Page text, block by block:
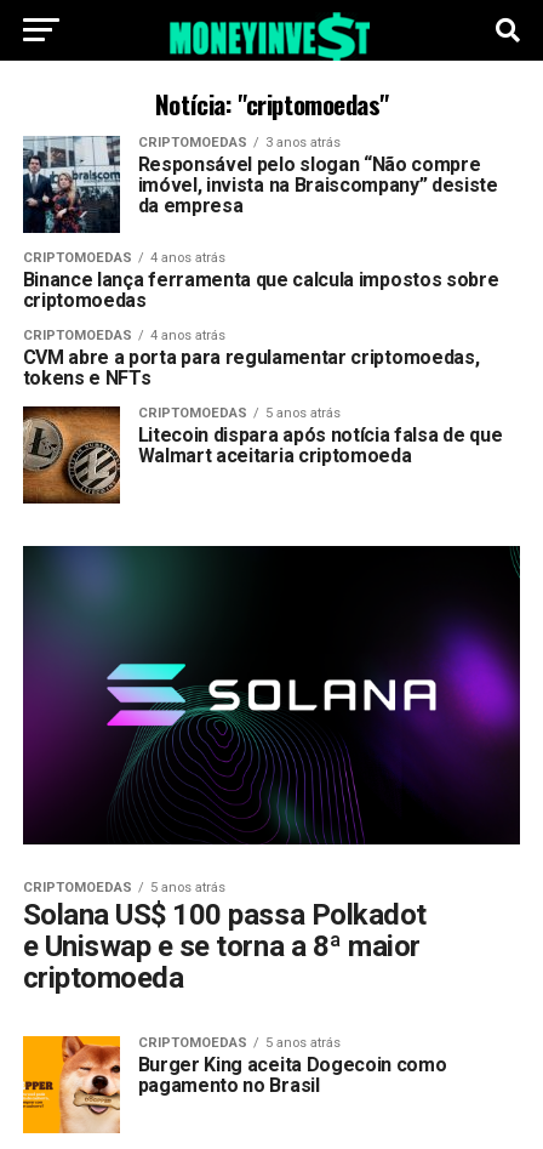
Notícia: "criptomoedas"
CRIPTOMOEDAS 3 anos atrás
Responsável pelo slogan “Não compre
imóvel, invista na Braiscompany” desiste
da empresa
CRIPTOMOEDAS 4 anos atrás
Binance lança ferramenta que calcula impostos sobre
criptomoedas
CRIPTOMOEDAS 4 anos atrás
CVM abre a porta para regulamentar criptomoedas,
tokens e NFTs
CRIPTOMOEDAS 5 anos atrás
Litecoin dispara após notícia falsa de que
Walmart aceitaria criptomoeda
CRIPTOMOEDAS 5 anos atrás
Solana US$ 100 passa Polkadot
e Uniswap e se torna a 8ª maior
criptomoeda
CRIPTOMOEDAS 5 anos atrás
Burger King aceita Dogecoin como
pagamento no Brasil